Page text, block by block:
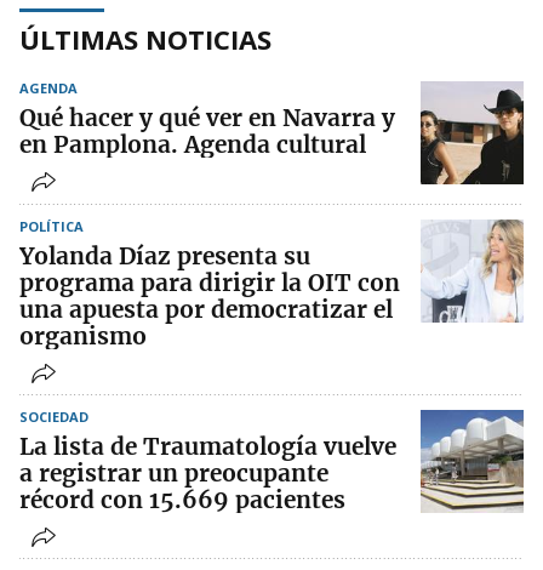
ÚLTIMAS NOTICIAS
AGENDA
Qué hacer y qué ver en Navarra y
en Pamplona. Agenda cultural
POLÍTICA
Yolanda Díaz presenta su
programa para dirigir la OIT con
una apuesta por democratizar el
organismo
SOCIEDAD
La lista de Traumatología vuelve
a registrar un preocupante
récord con 15.669 pacientes